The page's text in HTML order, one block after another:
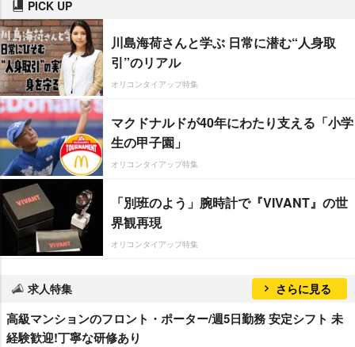
PICK UP
川島海荷さんと学ぶ 日常に潜む“人身取
引”のリアル
オリコンタイアップ特集
マクドナルドが40年にわたり支える「小学
生の甲子園」
オリコンタイアップ特集
「別班のよう」腕時計で『VIVANT』の世
界観再現
オリコンタイアップ特集
求人特集 さらに見る
高級マンションのフロント・ポーター/週5日勤務 安定シフト 未
経験歓迎!丁寧な研修あり